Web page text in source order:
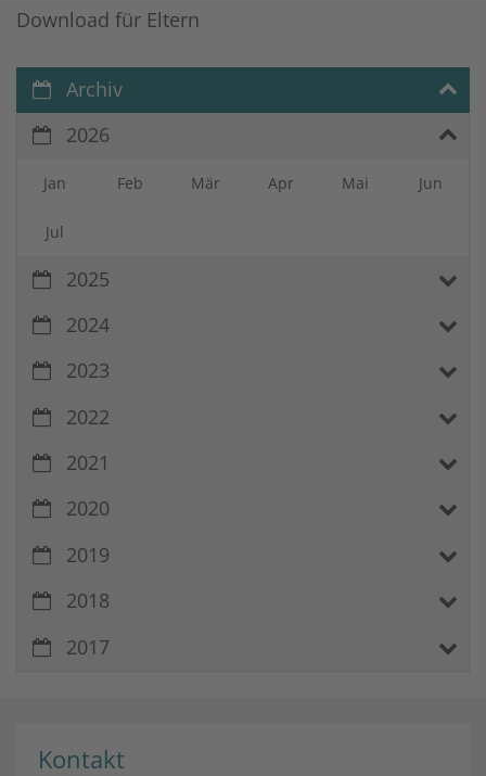
Download für Eltern
Archiv
2026
Jan Feb Mär Apr Mai Jun
Jul
2025
2024
2023
2022
2021
2020
2019
2018
2017
Kontakt